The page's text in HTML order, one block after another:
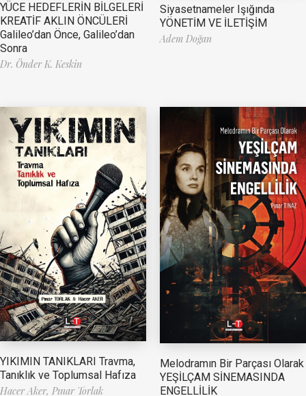
YÜCE HEDEFLERİN BİLGELERİ
KREATİF AKLIN ÖNCÜLERİ
Galileo’dan Önce, Galileo’dan
Sonra
Dr. Önder K. Keskin
Siyasetnameler Işığında
YÖNETİM VE İLETİŞİM
Adem Doğan
YIKIMIN TANIKLARI Travma,
Tanıklık ve Toplumsal Hafıza
Hacer Aker, Pınar Torlak
Melodramın Bir Parçası Olarak
YEŞİLÇAM SİNEMASINDA
ENGELLİLİK